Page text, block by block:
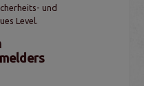
und
Level.